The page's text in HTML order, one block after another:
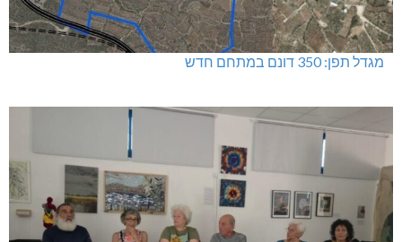
מגדל תפן: 350 דונם במתחם חדש